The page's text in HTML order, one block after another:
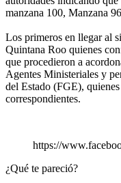
manzana 100, Manzana
Los primeros en llegar al
Quintana Roo quienes
que procedieron a
Agentes Ministeriales y
del Estado (FGE),
correspondientes.
https://
¿Qué te pareció?